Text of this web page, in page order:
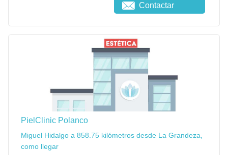
Contactar
PielClinic Polanco
Miguel Hidalgo a 858.75 kilómetros desde La Grandeza,
como llegar